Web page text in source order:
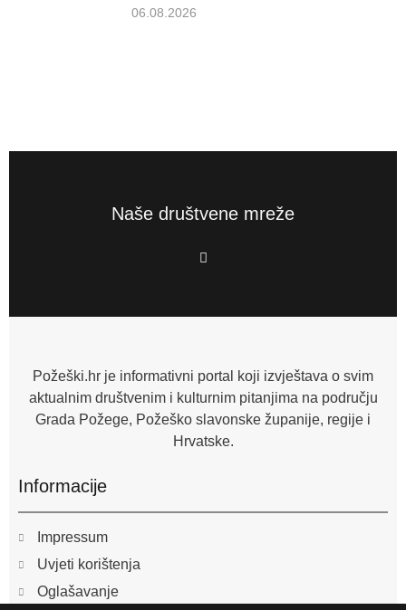
06.08.2026
Naše društvene mreže
F
a
o
f
Požeški.hr je informativni portal koji izvještava o svim
aktualnim društvenim i kulturnim pitanjima na području
Grada Požege, Požeško slavonske županije, regije i
Hrvatske.
Informacije
Impressum
Uvjeti korištenja
Oglašavanje